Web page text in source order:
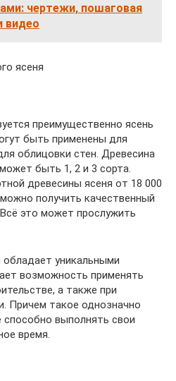
чертежи, пошаговая
видео
ясеня
преимущественно ясень
быть применены для
облицовки стен. Древесина
быть 1, 2 и 3 сорта.
древесины ясеня от 18 000
получить качественный
это может прослужить
уникальными
возможность применять
а также при
Причем такое однозначно
выполнять свои
время.